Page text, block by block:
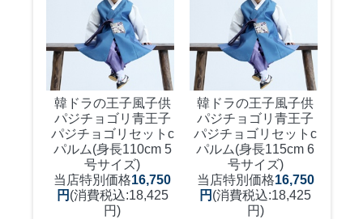
韓ドラの王子風子供
パジチョゴリ青王子
パジチョゴリセットc
パルム(身長110cm 5
号サイズ)
当店特別価格16,750
円 (消費税込:18,425
円)
韓ドラの王子風子供
パジチョゴリ青王子
パジチョゴリセットc
パルム(身長115cm 6
号サイズ)
当店特別価格16,750
円 (消費税込:18,425
円)